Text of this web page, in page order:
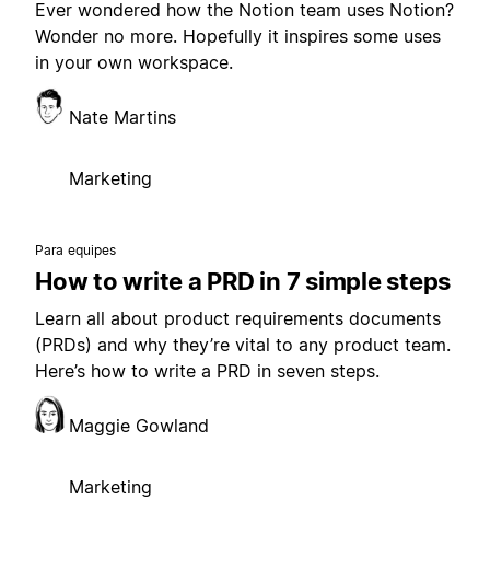
Ever wondered how the Notion team uses Notion?
Wonder no more. Hopefully it inspires some uses
in your own workspace.
Nate Martins
Marketing
Para equipes
How to write a PRD in 7 simple steps
Learn all about product requirements documents
(PRDs) and why they’re vital to any product team.
Here’s how to write a PRD in seven steps.
Maggie Gowland
Marketing